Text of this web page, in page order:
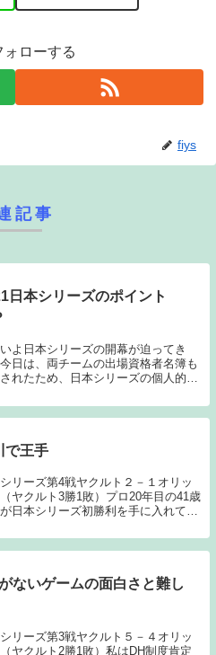
ォローする
fiys
記事
日本シリーズのポイント
よ日本シリーズの開幕が迫ってき
日は、両チームの出場資格者名簿も
れたため、日本シリーズの個人的な
①7回表スタート時点のスコアとシ
ーション・個人的には①に挙げた部
で王手
リーズ第4戦ヤクルト２－１オリッ
ヤクルト3勝1敗）プロ20年目の41歳
日本シリーズ初勝利を手に入れてみ
、もしかするとポストシーズンの登
いのかな？とも感じていたのだが、
ないゲームの面白さと難し
リーズ第3戦ヤクルト５－４オリッ
ヤクルト2勝1敗）私はDH制度肯定